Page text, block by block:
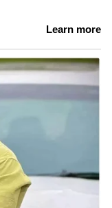
30
അസിസ്റ്റും.
നിന്ന് ആറ്
സംഭവിച്ച
ഹാംസ്ട്രിങ്
ഒരു